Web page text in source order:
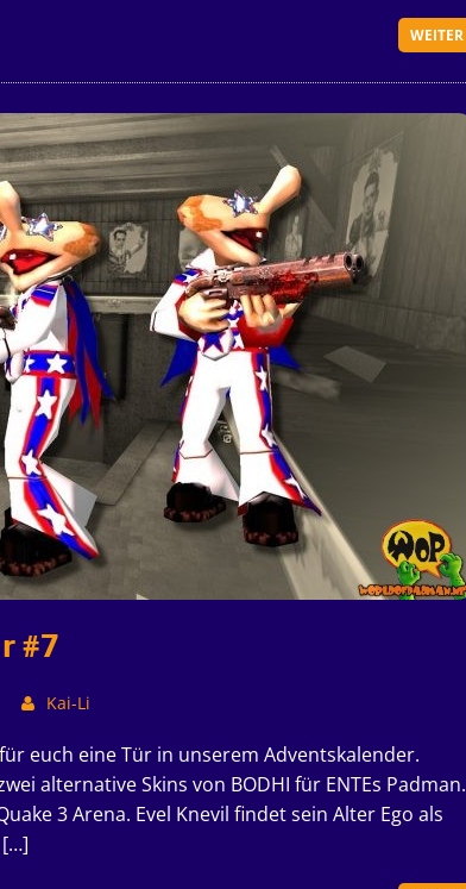
WEITER
#7
Kai-Li
euch eine Tür in unserem Adventskalender.
alternative Skins von BODHI für ENTEs Padman.
3 Arena. Evel Knevil findet sein Alter Ego als
[…]